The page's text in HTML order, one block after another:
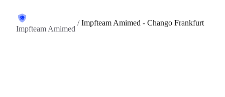
Impfteam Amimed
/Impfteam Amimed - Chango Frankfurt